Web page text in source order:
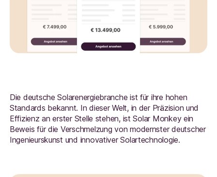
Die deutsche Solarenergiebranche ist für ihre hohen
Standards bekannt. In dieser Welt, in der Präzision und
Effizienz an erster Stelle stehen, ist Solar Monkey ein
Beweis für die Verschmelzung von modernster deutscher
Ingenieurskunst und innovativer Solartechnologie.